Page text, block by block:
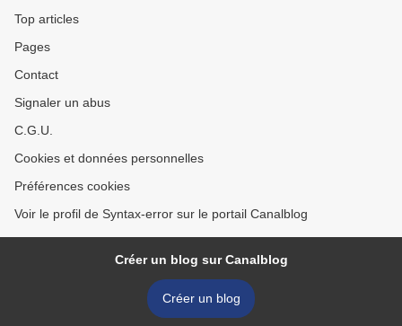
Top articles
Pages
Contact
Signaler un abus
C.G.U.
Cookies et données personnelles
Préférences cookies
Voir le profil de Syntax-error sur le portail Canalblog
Créer un blog sur Canalblog
Créer un blog